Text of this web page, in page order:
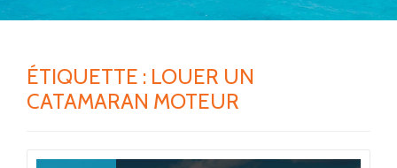
ÉTIQUETTE : LOUER UN
CATAMARAN MOTEUR